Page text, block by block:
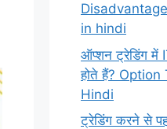
in hindi
ऑप्शन ट्रेडिंग में
होते हैं?
Hindi
ट्रेडिंग करने से